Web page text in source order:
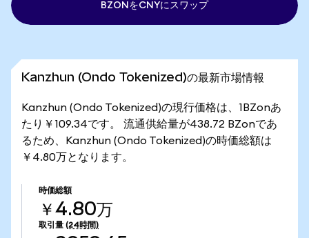
BZONをCNYにスワップ
Kanzhun (Ondo Tokenized)の最新市場情報
Kanzhun (Ondo Tokenized)の現行価格は、1BZonあ
たり￥109.34です。 流通供給量が438.72 BZonであ
るため、Kanzhun (Ondo Tokenized)の時価総額は
￥4.80万となります。
時価総額
￥4.80万
取引量 (24時間)